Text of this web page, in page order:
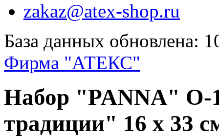
zakaz@atex-shop.ru
База данных обновлена:
Фирма "АТЕКС"
Набор "PANNA" O-
традиции" 16 х 33